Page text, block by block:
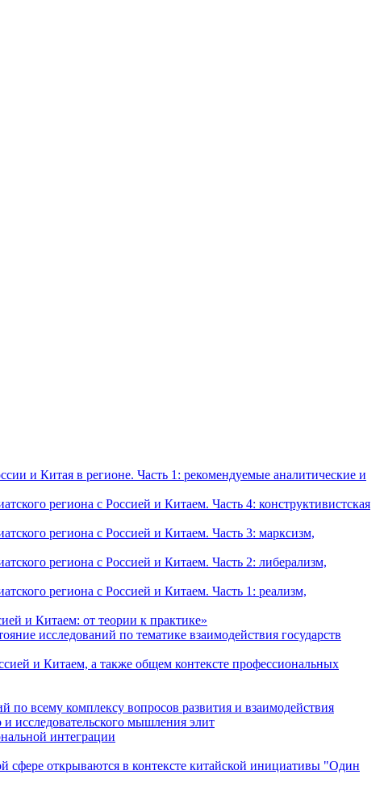
и Китая в регионе. Часть 1: рекомендуемые аналитические и
региона с Россией и Китаем. Часть 4: конструктивистская
региона с Россией и Китаем. Часть 3: марксизм,
региона с Россией и Китаем. Часть 2: либерализм,
региона с Россией и Китаем. Часть 1: реализм,
и Китаем: от теории к практике»
исследований по тематике взаимодействия государств
и Китаем, а также общем контексте профессиональных
по всему комплексу вопросов развития и взаимодействия
исследовательского мышления элит
интеграции
сфере открываются в контексте китайской инициативы "Один